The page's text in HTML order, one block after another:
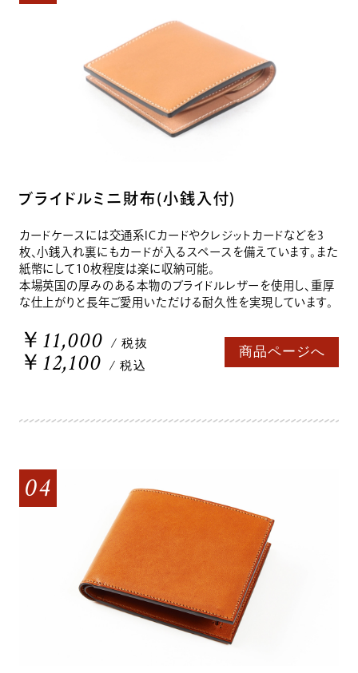
ブライドルミニ財布(小銭入付)
カードケースには交通系ICカードやクレジットカードなどを3
枚、小銭入れ裏にもカードが入るスペースを備えています。また
紙幣にして10枚程度は楽に収納可能。
本場英国の厚みのある本物のブライドルレザーを使用し、重厚
な仕上がりと長年ご愛用いただける耐久性を実現しています。
￥11,000 / 税抜
￥12,100 / 税込
商品ページへ
04